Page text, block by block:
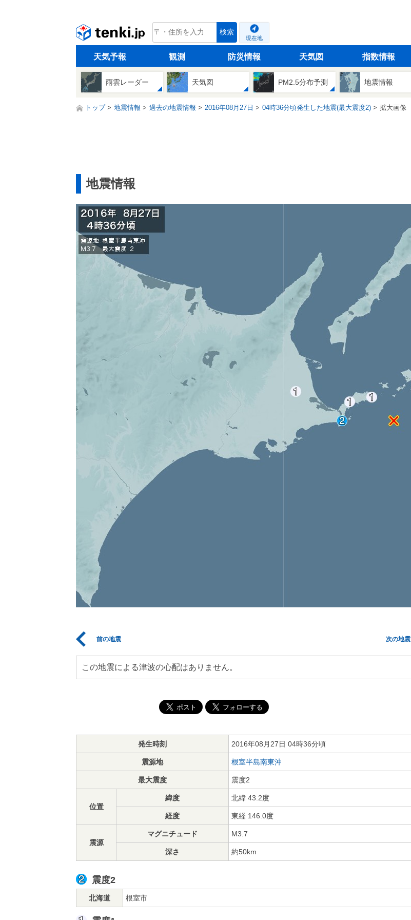
tenki.jp 検索
現在地
天気予報 観測 防災情報 天気図 指数情報
雨雲レーダー 天気図 PM2.5分布予測 地震情報
トップ 地震情報 過去の地震情報 2016年08月27日 04時36分頃発生した地震(最大震度2) 拡大画像
地震情報
前の地震 次の地震
この地震による津波の心配はありません。
発生時刻 2016年08月27日 04時36分頃
震源地 根室半島南東沖
最大震度 震度2
位置
緯度 北緯 43.2度
経度 東経 146.0度
震源
マグニチュード M3.7
深さ 約50km
震度2
北海道 根室市